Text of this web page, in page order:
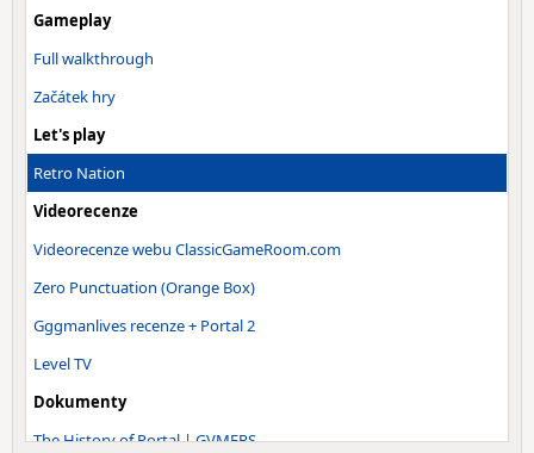
Gameplay
Full walkthrough
Začátek hry
Let's play
Retro Nation
Videorecenze
Videorecenze webu ClassicGameRoom.com
Zero Punctuation (Orange Box)
Gggmanlives recenze + Portal 2
Level TV
Dokumenty
The History of Portal | GVMERS